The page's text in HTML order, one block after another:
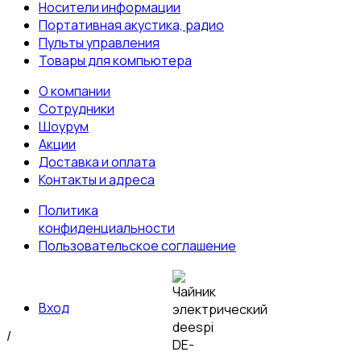
Носители информации
Портативная акустика, радио
Пульты управления
Товары для компьютера
О компании
Сотрудники
Шоурум
Акции
Доставка и оплата
Контакты и адреса
Политика
конфиденциальности
Пользовательское соглашение
Вход
/